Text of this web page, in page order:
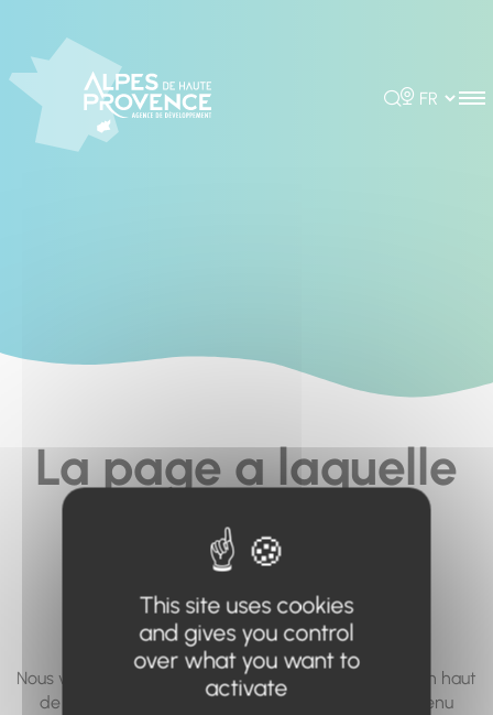
Rechercher
Choisir la
La page a laquelle
vous cherchez à
accéder n'existe
pas... ou plus.
Nous vous invitons à utiliser le moteur de recherche en haut
de page, ou à utiliser le menu pour trouver le contenu
This site uses cookies
and gives you control
over what you want to
activate